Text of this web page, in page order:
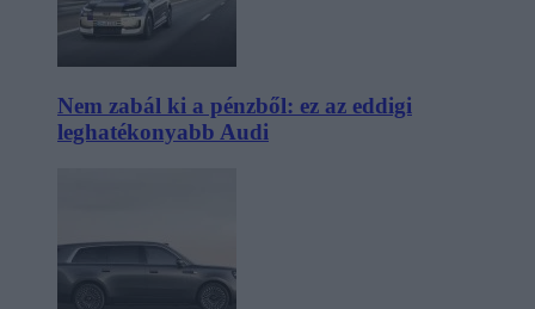
Nem zabál ki a pénzből: ez az eddigi
leghatékonyabb Audi